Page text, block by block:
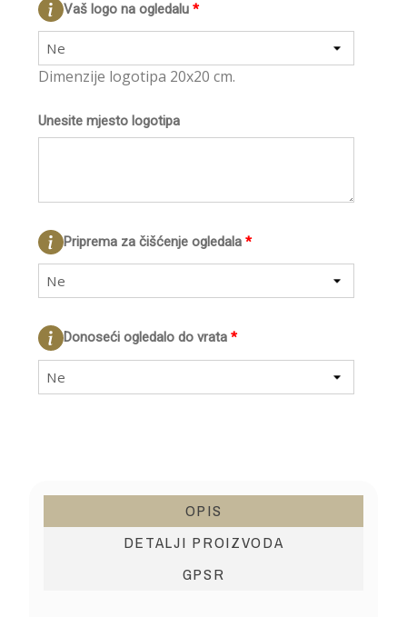
*
Vaš logo na ogledalu
Ne
Dimenzije logotipa 20x20 cm.
Unesite mjesto logotipa
*
Priprema za čišćenje ogledala
Ne
*
Donoseći ogledalo do vrata
Ne
OPIS
DETALJI PROIZVODA
GPSR